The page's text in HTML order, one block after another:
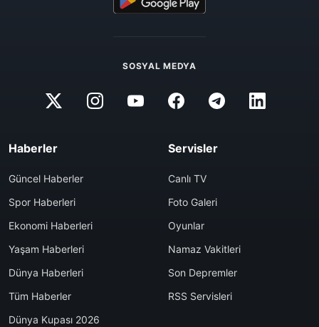
SOSYAL MEDYA
Haberler
Güncel Haberler
Spor Haberleri
Ekonomi Haberleri
Yaşam Haberleri
Dünya Haberleri
Tüm Haberler
Dünya Kupası 2026
Servisler
Canlı TV
Foto Galeri
Oyunlar
Namaz Vakitleri
Son Depremler
RSS Servisleri